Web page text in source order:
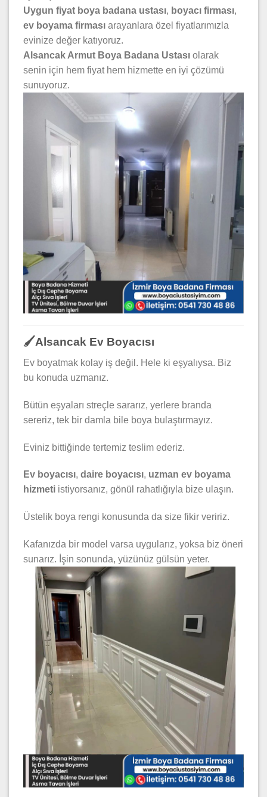
Uygun fiyat boya badana ustası, boyacı firması,
ev boyama firması arayanlara özel fiyatlarımızla
evinize değer katıyoruz.
Alsancak Armut Boya Badana Ustası olarak
senin için hem fiyat hem hizmette en iyi çözümü
sunuyoruz.
🖌️Alsancak Ev Boyacısı
Ev boyatmak kolay iş değil. Hele ki eşyalıysa. Biz
bu konuda uzmanız.
Bütün eşyaları streçle sararız, yerlere branda
sereriz, tek bir damla bile boya bulaştırmayız.
Eviniz bittiğinde tertemiz teslim ederiz.
Ev boyacısı, daire boyacısı, uzman ev boyama
hizmeti istiyorsanız, gönül rahatlığıyla bize ulaşın.
Üstelik boya rengi konusunda da size fikir veririz.
Kafanızda bir model varsa uygularız, yoksa biz öneri
sunarız. İşin sonunda, yüzünüz gülsün yeter.